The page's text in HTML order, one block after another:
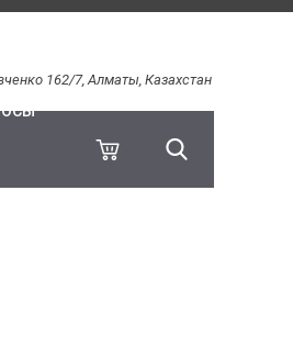
162/7, Алматы, Казахстан